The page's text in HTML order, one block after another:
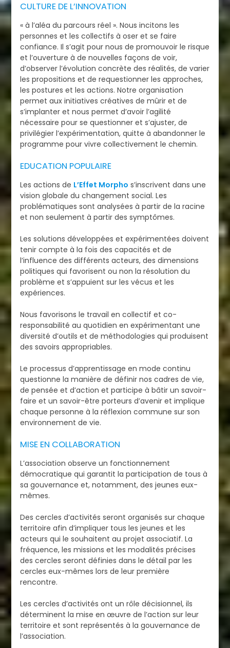
CULTURE DE L’INNOVATION
« à l’aléa du parcours réel ». Nous incitons les
personnes et les collectifs à oser et se faire
confiance. Il s’agit pour nous de promouvoir le risque
et l’ouverture à de nouvelles façons de voir,
d’observer l’évolution concrète des réalités, de varier
les propositions et de requestionner les approches,
les postures et les actions. Notre organisation
permet aux initiatives créatives de mûrir et de
s’implanter et nous permet d’avoir l’agilité
nécessaire pour se questionner et s’ajuster, de
privilégier l’expérimentation, quitte à abandonner le
programme pour vivre collectivement le chemin.
EDUCATION POPULAIRE
Les actions de L’Effet Morpho s’inscrivent dans une
vision globale du changement social. Les
problématiques sont analysées à partir de la racine
et non seulement à partir des symptômes.
Les solutions développées et expérimentées doivent
tenir compte à la fois des capacités et de
l’influence des différents acteurs, des dimensions
politiques qui favorisent ou non la résolution du
problème et s’appuient sur les vécus et les
expériences.
Nous favorisons le travail en collectif et co-
responsabilité au quotidien en expérimentant une
diversité d’outils et de méthodologies qui produisent
des savoirs appropriables.
Le processus d’apprentissage en mode continu
questionne la manière de définir nos cadres de vie,
de pensée et d’action et participe à bâtir un savoir-
faire et un savoir-être porteurs d’avenir et implique
chaque personne à la réflexion commune sur son
environnement de vie.
MISE EN COLLABORATION
L’association observe un fonctionnement
démocratique qui garantit la participation de tous à
sa gouvernance et, notamment, des jeunes eux-
mêmes.
Des cercles d’activités seront organisés sur chaque
territoire afin d’impliquer tous les jeunes et les
acteurs qui le souhaitent au projet associatif. La
fréquence, les missions et les modalités précises
des cercles seront définies dans le détail par les
cercles eux-mêmes lors de leur première
rencontre.
Les cercles d’activités ont un rôle décisionnel, ils
déterminent la mise en œuvre de l’action sur leur
territoire et sont représentés à la gouvernance de
l’association.